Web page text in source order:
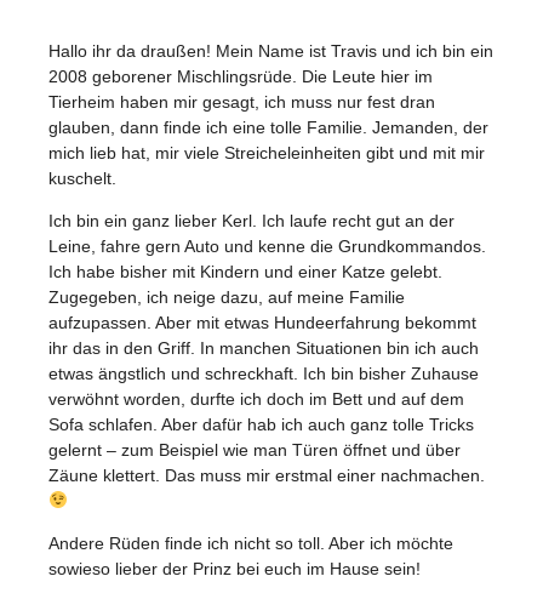
Hallo ihr da draußen! Mein Name ist Travis und ich bin ein
2008 geborener Mischlingsrüde. Die Leute hier im
Tierheim haben mir gesagt, ich muss nur fest dran
glauben, dann finde ich eine tolle Familie. Jemanden, der
mich lieb hat, mir viele Streicheleinheiten gibt und mit mir
kuschelt.
Ich bin ein ganz lieber Kerl. Ich laufe recht gut an der
Leine, fahre gern Auto und kenne die Grundkommandos.
Ich habe bisher mit Kindern und einer Katze gelebt.
Zugegeben, ich neige dazu, auf meine Familie
aufzupassen. Aber mit etwas Hundeerfahrung bekommt
ihr das in den Griff. In manchen Situationen bin ich auch
etwas ängstlich und schreckhaft. Ich bin bisher Zuhause
verwöhnt worden, durfte ich doch im Bett und auf dem
Sofa schlafen. Aber dafür hab ich auch ganz tolle Tricks
gelernt – zum Beispiel wie man Türen öffnet und über
Zäune klettert. Das muss mir erstmal einer nachmachen.
Andere Rüden finde ich nicht so toll. Aber ich möchte
sowieso lieber der Prinz bei euch im Hause sein!